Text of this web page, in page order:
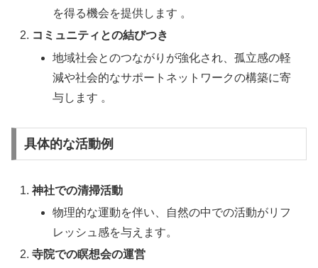
を得る機会を提供します 。
コミュニティとの結びつき
地域社会とのつながりが強化され、孤立感の軽
減や社会的なサポートネットワークの構築に寄
与します 。
具体的な活動例
神社での清掃活動
物理的な運動を伴い、自然の中での活動がリフ
レッシュ感を与えます。
寺院での瞑想会の運営